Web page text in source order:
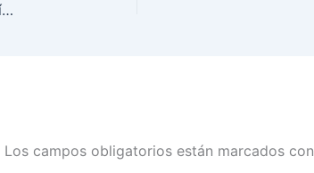
INE en Guerrero reconoce acciones contra la violencia política contra las mujeres
Los campos obligatorios están marcados con